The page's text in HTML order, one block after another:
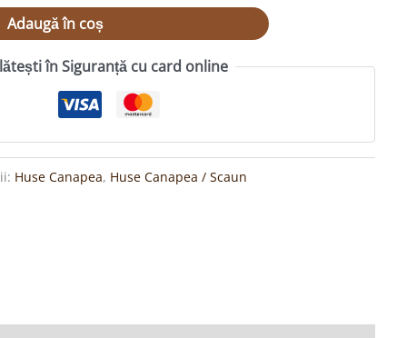
Adaugă în coș
în Siguranță cu card online
Huse Canapea, Huse Canapea / Scaun